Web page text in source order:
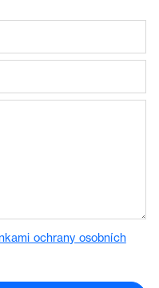
ochrany osobních